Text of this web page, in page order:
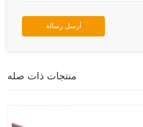
أرسل رسالة
منتجات ذات صله